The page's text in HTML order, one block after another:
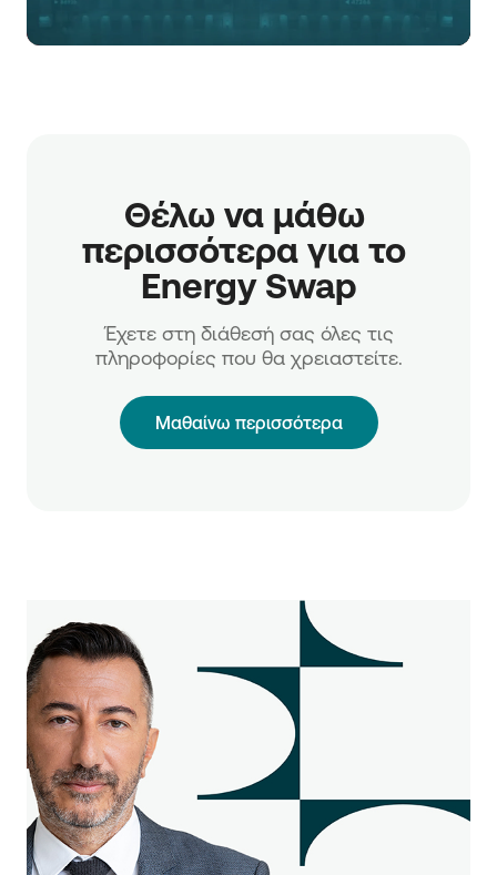
Θέλω να μάθω
περισσότερα για το
Energy Swap
Έχετε στη διάθεσή σας όλες τις
πληροφορίες που θα χρειαστείτε.
Μαθαίνω περισσότερα